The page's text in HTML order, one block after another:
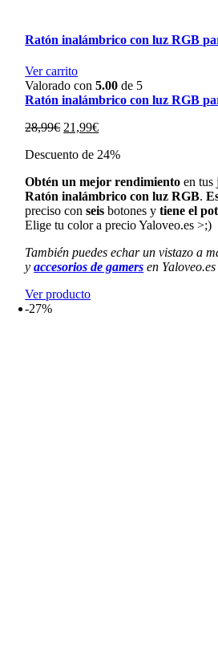
Ratón inalámbrico con luz RGB
Ver carrito
Valorado con5.00 de 5
Ratón inalámbrico con luz RGB
28,99€ El
original
28,99€.
21,99€El
actual
21,99€.
Descuento de 24%
Obtén un mejor rendimiento en tus
Ratón inalámbrico con luz RGB.
preciso conseis botones ytiene el
Elige tu color a precio Yaloveo.es >;)
También puedes echar un vistazo a
yaccesorios de gamers en Yaloveo.es
Ver producto
-27%